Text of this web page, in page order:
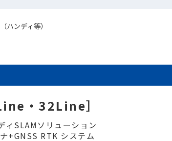
ハンディ等）
・32Line］
ィSLAMソリューション
+GNSS RTK システム